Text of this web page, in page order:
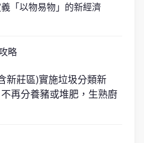
「以物易物」的新經濟
略
新莊區)實施垃圾分類新
再分養豬或堆肥，生熟廚